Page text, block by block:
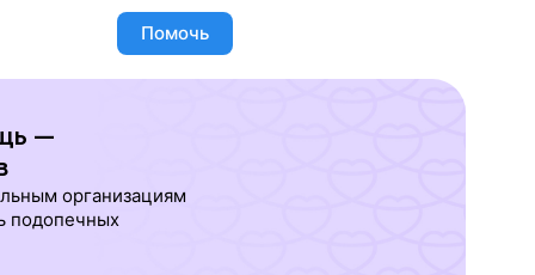
Помочь
—
организациям
подопечных